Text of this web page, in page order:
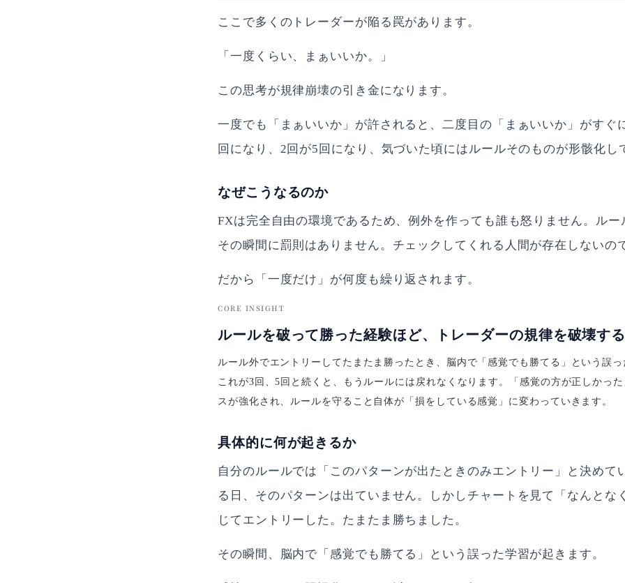
ここで多くのトレーダーが陥る罠があります。
「一度くらい、まぁいいか。」
この思考が規律崩壊の引き金になります。
一度でも「まぁいいか」が許されると、二度目の「まぁいいか」がすぐ
回になり、2回が5回になり、気づいた頃にはルールそのものが形骸化し
なぜこうなるのか
FXは完全自由の環境であるため、例外を作っても誰も怒りません。ルー
その瞬間に罰則はありません。チェックしてくれる人間が存在しないの
だから「一度だけ」が何度も繰り返されます。
CORE INSIGHT
ルールを破って勝った経験ほど、トレーダーの規律を破壊する
ルール外でエントリーしてたまたま勝ったとき、脳内で「感覚でも勝てる」という誤っ
これが3回、5回と続くと、もうルールには戻れなくなります。「感覚の方が正しかっ
スが強化され、ルールを守ること自体が「損をしている感覚」に変わっていきます。
具体的に何が起きるか
自分のルールでは「このパターンが出たときのみエントリー」と決めて
る日、そのパターンは出ていません。しかしチャートを見て「なんとな
じてエントリーした。たまたま勝ちました。
その瞬間、脳内で「感覚でも勝てる」という誤った学習が起きます。